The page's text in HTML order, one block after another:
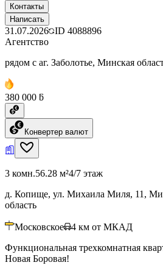
Контакты
Написать
31.07.2026 ID 4088896
Агентство
рядом с аг. Заболотье, Минская
380 000 ƃ
Конвертер валют
3 комн.56.28 м²4/7 этаж
д. Копище, ул. Михаила Миля, 11,
область
Московское 4 км от МКАД
Функциональная трехкомнатная
Новая Боровая!